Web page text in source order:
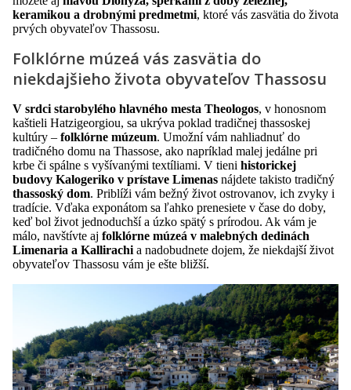
keramikou a drobnými predmetmi, ktoré vás zasvätia do života
prvých obyvateľov Thassosu.
Folklórne múzeá vás zasvätia do
niekdajšieho života obyvateľov Thassosu
V srdci starobylého hlavného mesta Theologos, v honosnom
kaštieli Hatzigeorgiou, sa ukrýva poklad tradičnej thassoskej
kultúry – folklórne múzeum. Umožní vám nahliadnuť do
tradičného domu na Thassose, ako napríklad malej jedálne pri
krbe či spálne s vyšívanými textíliami. V tieni historickej
budovy Kalogeriko v prístave Limenas nájdete takisto tradičný
thassoský dom. Priblíži vám bežný život ostrovanov, ich zvyky i
tradície. Vďaka exponátom sa ľahko prenesiete v čase do doby,
keď bol život jednoduchší a úzko spätý s prírodou. Ak vám je
málo, navštívte aj folklórne múzeá v malebných dedinách
Limenaria a Kallirachia nadobudnete dojem, že niekdajší život
obyvateľov Thassosu vám je ešte bližší.